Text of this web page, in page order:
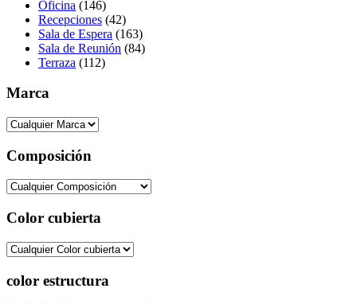
Oficina (146)
Recepciones (42)
Sala de Espera (163)
Sala de Reunión (84)
Terraza (112)
Marca
Composición
Color cubierta
color estructura